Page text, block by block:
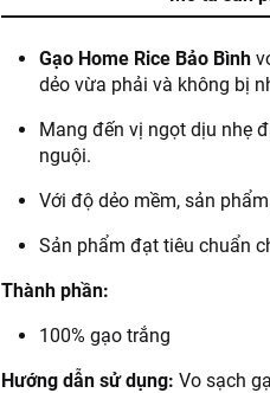
Gạo Home Rice Bảo Bình
dẻo vừa phải và không bị
Mang đến vị ngọt dịu nhẹ
nguội.
Với độ dẻo mềm, sản
Sản phẩm đạt tiêu chuẩn
Thành phần:
100% gạo trắng
Hướng dẫn sử dụng: Vo sạch